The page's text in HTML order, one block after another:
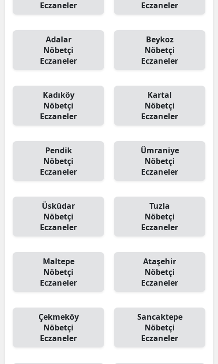
Eczaneler
Eczaneler
Adalar
Nöbetçi
Eczaneler
Beykoz
Nöbetçi
Eczaneler
Kadıköy
Nöbetçi
Eczaneler
Kartal
Nöbetçi
Eczaneler
Pendik
Nöbetçi
Eczaneler
Ümraniye
Nöbetçi
Eczaneler
Üsküdar
Nöbetçi
Eczaneler
Tuzla
Nöbetçi
Eczaneler
Maltepe
Nöbetçi
Eczaneler
Ataşehir
Nöbetçi
Eczaneler
Çekmeköy
Nöbetçi
Eczaneler
Sancaktepe
Nöbetçi
Eczaneler